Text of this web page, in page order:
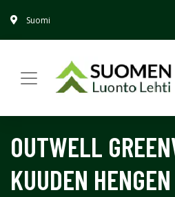
Suomi
OUTWELL
KUUDEN